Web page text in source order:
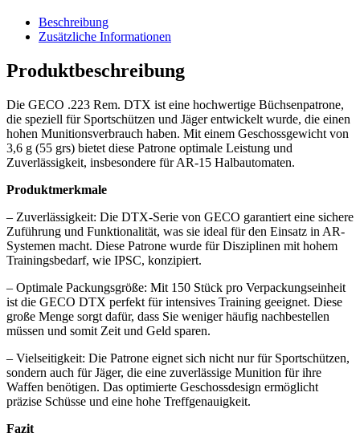
Beschreibung
Zusätzliche Informationen
Produktbeschreibung
Die GECO .223 Rem. DTX ist eine hochwertige Büchsenpatrone,
die speziell für Sportschützen und Jäger entwickelt wurde, die einen
hohen Munitionsverbrauch haben. Mit einem Geschossgewicht von
3,6 g (55 grs) bietet diese Patrone optimale Leistung und
Zuverlässigkeit, insbesondere für AR-15 Halbautomaten.
Produktmerkmale
– Zuverlässigkeit: Die DTX-Serie von GECO garantiert eine sichere
Zuführung und Funktionalität, was sie ideal für den Einsatz in AR-
Systemen macht. Diese Patrone wurde für Disziplinen mit hohem
Trainingsbedarf, wie IPSC, konzipiert.
– Optimale Packungsgröße: Mit 150 Stück pro Verpackungseinheit
ist die GECO DTX perfekt für intensives Training geeignet. Diese
große Menge sorgt dafür, dass Sie weniger häufig nachbestellen
müssen und somit Zeit und Geld sparen.
– Vielseitigkeit: Die Patrone eignet sich nicht nur für Sportschützen,
sondern auch für Jäger, die eine zuverlässige Munition für ihre
Waffen benötigen. Das optimierte Geschossdesign ermöglicht
präzise Schüsse und eine hohe Treffgenauigkeit.
Fazit